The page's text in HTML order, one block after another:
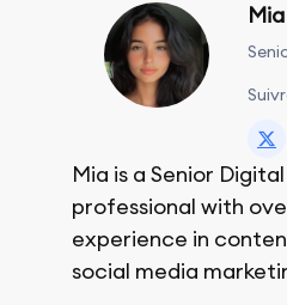
Mia is a Senior
professional with
experience in
social media